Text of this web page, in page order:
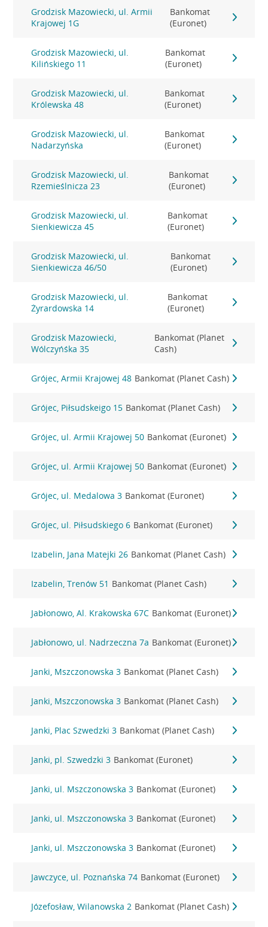
Grodzisk Mazowiecki, ul. Armii
Krajowej 1G
Bankomat
(Euronet)
Grodzisk Mazowiecki, ul.
Kilińskiego 11
Bankomat
(Euronet)
Grodzisk Mazowiecki, ul.
Królewska 48
Bankomat
(Euronet)
Grodzisk Mazowiecki, ul.
Nadarzyńska
Bankomat
(Euronet)
Grodzisk Mazowiecki, ul.
Rzemieślnicza 23
Bankomat
(Euronet)
Grodzisk Mazowiecki, ul.
Sienkiewicza 45
Bankomat
(Euronet)
Grodzisk Mazowiecki, ul.
Sienkiewicza 46/50
Bankomat
(Euronet)
Grodzisk Mazowiecki, ul.
Żyrardowska 14
Bankomat
(Euronet)
Grodzisk Mazowiecki,
Wólczyńśka 35
Bankomat (Planet
Cash)
Grójec, Armii Krajowej 48 Bankomat (Planet Cash)
Grójec, Piłsudskeigo 15 Bankomat (Planet Cash)
Grójec, ul. Armii Krajowej 50 Bankomat (Euronet)
Grójec, ul. Armii Krajowej 50 Bankomat (Euronet)
Grójec, ul. Medalowa 3 Bankomat (Euronet)
Grójec, ul. Piłsudskiego 6 Bankomat (Euronet)
Izabelin, Jana Matejki 26 Bankomat (Planet Cash)
Izabelin, Trenów 51 Bankomat (Planet Cash)
Jabłonowo, Al. Krakowska 67C Bankomat (Euronet)
Jabłonowo, ul. Nadrzeczna 7a Bankomat (Euronet)
Janki, Mszczonowska 3 Bankomat (Planet Cash)
Janki, Mszczonowska 3 Bankomat (Planet Cash)
Janki, Plac Szwedzki 3 Bankomat (Planet Cash)
Janki, pl. Szwedzki 3 Bankomat (Euronet)
Janki, ul. Mszczonowska 3 Bankomat (Euronet)
Janki, ul. Mszczonowska 3 Bankomat (Euronet)
Janki, ul. Mszczonowska 3 Bankomat (Euronet)
Jawczyce, ul. Poznańska 74 Bankomat (Euronet)
Józefosław, Wilanowska 2 Bankomat (Planet Cash)